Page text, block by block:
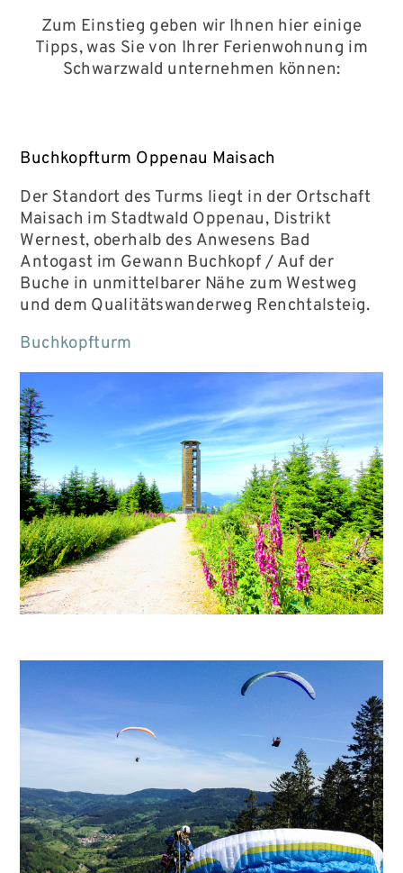
Zum Einstieg geben wir Ihnen hier einige
Tipps, was Sie von Ihrer Ferienwohnung im
Schwarzwald unternehmen können:
Buchkopfturm Oppenau Maisach
Der Standort des Turms liegt in der Ortschaft
Maisach im Stadtwald Oppenau, Distrikt
Wernest, oberhalb des Anwesens Bad
Antogast im Gewann Buchkopf / Auf der
Buche in unmittelbarer Nähe zum Westweg
und dem Qualitätswanderweg Renchtalsteig.
Buchkopfturm